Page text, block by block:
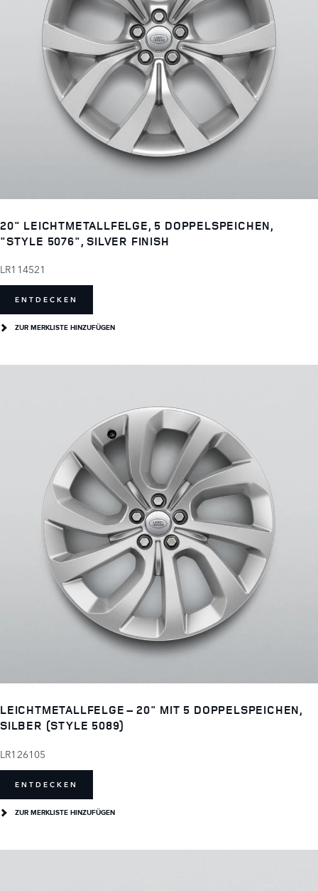
20" LEICHTMETALLFELGE, 5 DOPPELSPEICHEN,
"STYLE 5076", SILVER FINISH
LR114521
ENTDECKEN
ZUR MERKLISTE HINZUFÜGEN
LEICHTMETALLFELGE – 20" MIT 5 DOPPELSPEICHEN,
SILBER (STYLE 5089)
LR126105
ENTDECKEN
ZUR MERKLISTE HINZUFÜGEN